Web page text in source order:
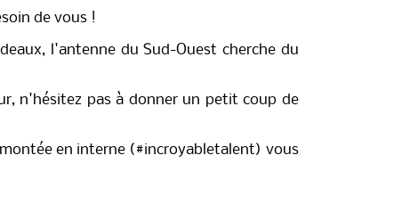
de vous !
l'antenne du Sud-Ouest cherche du
n'hésitez pas à donner un petit coup de
en interne (#incroyabletalent) vous